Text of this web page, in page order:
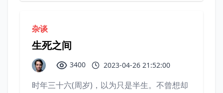
杂谈
生死之间
3400 2023-04-26 21:52:00
时年三十六(周岁)，以为只是半生。不曾想却